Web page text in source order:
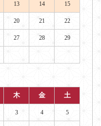
13 14 15
20 21 22
27 28 29
木 金 土
3 4 5